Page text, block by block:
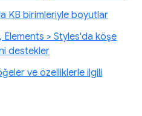
KB birimleriyle boyutlar
> Styles'da köşe
destekler
ve özelliklerle ilgili